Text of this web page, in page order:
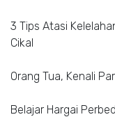
3 Tips Atasi
Cikal
Orang Tua, Kenali
Belajar Hargai